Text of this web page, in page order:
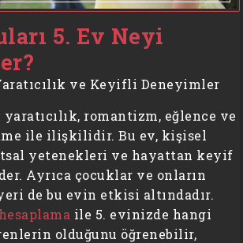
5. Ev Neyi
ve Keyifli Deneyimler
romantizm, eğlence ve
ile ilişkilidir. Bu ev, kişisel
yetenekleri ve hayattan keyif
Ayrıca çocuklar ve onların
de bu evin etkisi altındadır.
ile 5. evinizde hangi
olduğunu öğrenebilir,